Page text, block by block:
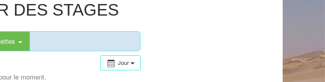
DES STAGES
Jour
le moment.